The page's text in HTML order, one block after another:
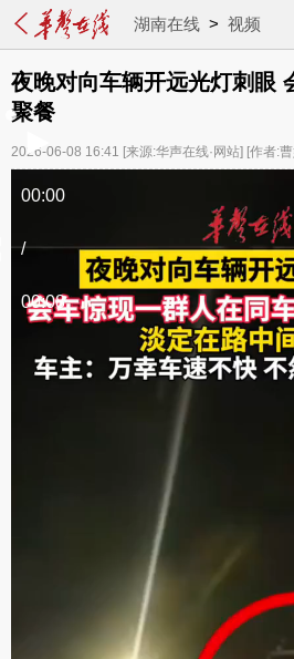
湖南在线> 视频
夜晚对向车辆开远光灯刺眼
聚餐
2026-06-08 16:41 [来源:华声在线·网站] [作者:
00:00
/
00:08